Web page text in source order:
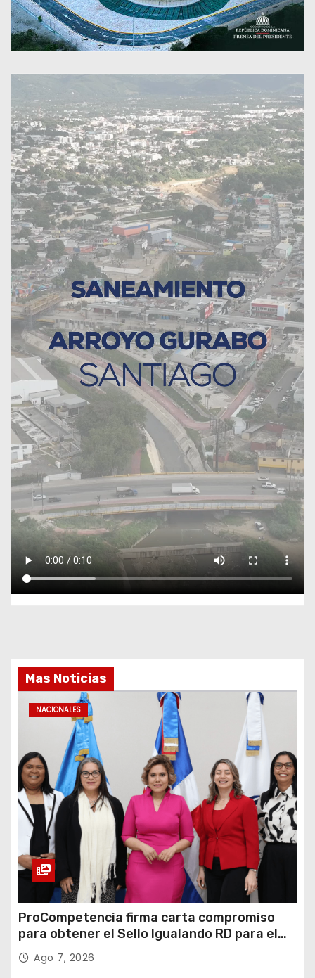
Mas Noticias
NACIONALES
ProCompetencia firma carta compromiso
para obtener el Sello Igualando RD para el
Sector Público
Ago 7, 2026